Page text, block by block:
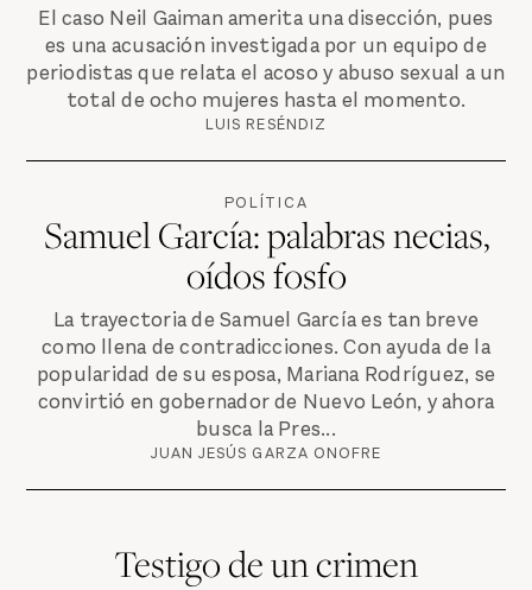
El caso Neil Gaiman amerita una disección, pues
es una acusación investigada por un equipo de
periodistas que relata el acoso y abuso sexual a un
total de ocho mujeres hasta el momento.
LUIS RESÉNDIZ
POLÍTICA
Samuel García: palabras necias,
oídos fosfo
La trayectoria de Samuel García es tan breve
como llena de contradicciones. Con ayuda de la
popularidad de su esposa, Mariana Rodríguez, se
convirtió en gobernador de Nuevo León, y ahora
busca la Pres...
JUAN JESÚS GARZA ONOFRE
Testigo de un crimen